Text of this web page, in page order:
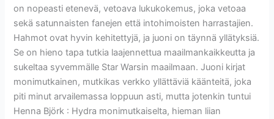
on nopeasti etenevä, vetoava lukukokemus, joka vetoaa
sekä satunnaisten fanejen että intohimoisten harrastajien.
Hahmot ovat hyvin kehitettyjä, ja juoni on täynnä yllätyksiä.
Se on hieno tapa tutkia laajennettua maailmankaikkeutta ja
sukeltaa syvemmälle Star Warsin maailmaan. Juoni kirjat
monimutkainen, mutkikas verkko yllättäviä käänteitä, joka
piti minut arvailemassa loppuun asti, mutta jotenkin tuntui
Henna Björk : Hydra monimutkaiselta, hieman liian